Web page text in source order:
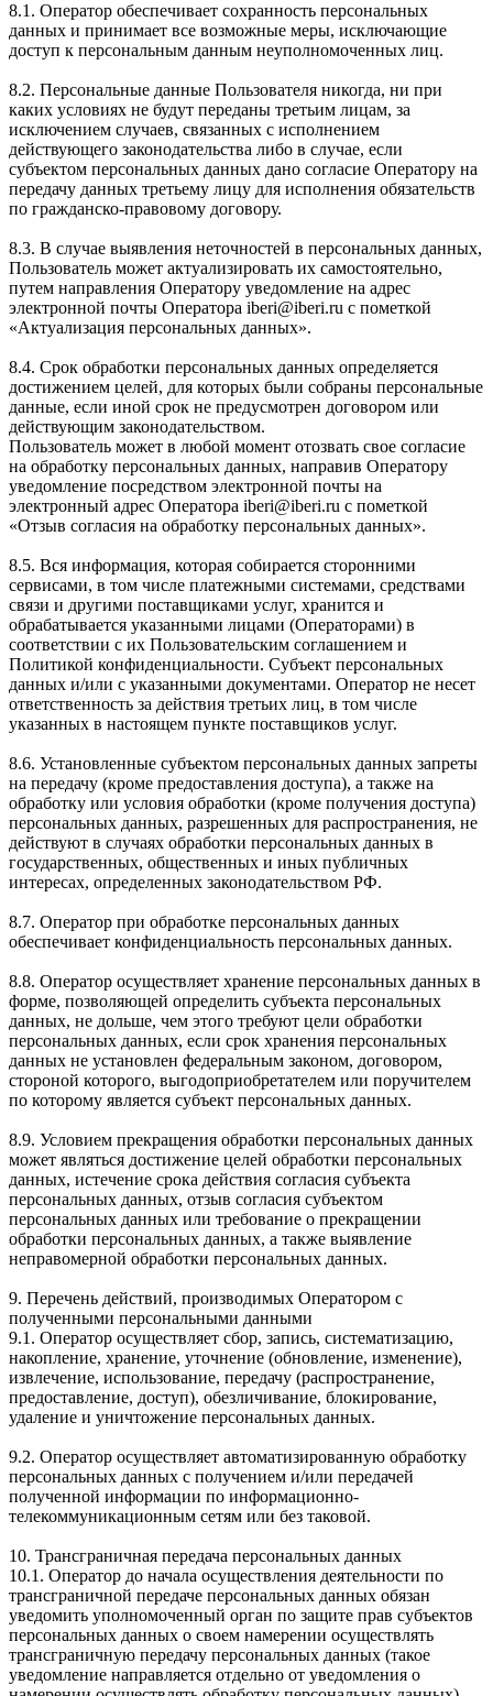
8.1. Оператор обеспечивает сохранность персональных
данных и принимает все возможные меры, исключающие
доступ к персональным данным неуполномоченных лиц.
8.2. Персональные данные Пользователя никогда, ни при
каких условиях не будут переданы третьим лицам, за
исключением случаев, связанных с исполнением
действующего законодательства либо в случае, если
субъектом персональных данных дано согласие Оператору на
передачу данных третьему лицу для исполнения обязательств
по гражданско-правовому договору.
8.3. В случае выявления неточностей в персональных данных,
Пользователь может актуализировать их самостоятельно,
путем направления Оператору уведомление на адрес
электронной почты Оператора iberi@iberi.ru с пометкой
«Актуализация персональных данных».
8.4. Срок обработки персональных данных определяется
достижением целей, для которых были собраны персональные
данные, если иной срок не предусмотрен договором или
действующим законодательством.
Пользователь может в любой момент отозвать свое согласие
на обработку персональных данных, направив Оператору
уведомление посредством электронной почты на
электронный адрес Оператора iberi@iberi.ru с пометкой
«Отзыв согласия на обработку персональных данных».
8.5. Вся информация, которая собирается сторонними
сервисами, в том числе платежными системами, средствами
связи и другими поставщиками услуг, хранится и
обрабатывается указанными лицами (Операторами) в
соответствии с их Пользовательским соглашением и
Политикой конфиденциальности. Субъект персональных
данных и/или с указанными документами. Оператор не несет
ответственность за действия третьих лиц, в том числе
указанных в настоящем пункте поставщиков услуг.
8.6. Установленные субъектом персональных данных запреты
на передачу (кроме предоставления доступа), а также на
обработку или условия обработки (кроме получения доступа)
персональных данных, разрешенных для распространения, не
действуют в случаях обработки персональных данных в
государственных, общественных и иных публичных
интересах, определенных законодательством РФ.
8.7. Оператор при обработке персональных данных
обеспечивает конфиденциальность персональных данных.
8.8. Оператор осуществляет хранение персональных данных в
форме, позволяющей определить субъекта персональных
данных, не дольше, чем этого требуют цели обработки
персональных данных, если срок хранения персональных
данных не установлен федеральным законом, договором,
стороной которого, выгодоприобретателем или поручителем
по которому является субъект персональных данных.
8.9. Условием прекращения обработки персональных данных
может являться достижение целей обработки персональных
данных, истечение срока действия согласия субъекта
персональных данных, отзыв согласия субъектом
персональных данных или требование о прекращении
обработки персональных данных, а также выявление
неправомерной обработки персональных данных.
9. Перечень действий, производимых Оператором с
полученными персональными данными
9.1. Оператор осуществляет сбор, запись, систематизацию,
накопление, хранение, уточнение (обновление, изменение),
извлечение, использование, передачу (распространение,
предоставление, доступ), обезличивание, блокирование,
удаление и уничтожение персональных данных.
9.2. Оператор осуществляет автоматизированную обработку
персональных данных с получением и/или передачей
полученной информации по информационно-
телекоммуникационным сетям или без таковой.
10. Трансграничная передача персональных данных
10.1. Оператор до начала осуществления деятельности по
трансграничной передаче персональных данных обязан
уведомить уполномоченный орган по защите прав субъектов
персональных данных о своем намерении осуществлять
трансграничную передачу персональных данных (такое
уведомление направляется отдельно от уведомления о